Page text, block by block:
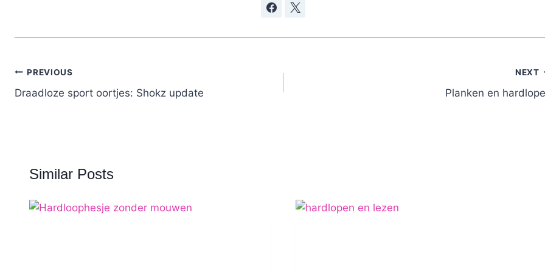
Post
navigation
PREVIOUS
Draadloze sport oortjes: Shokz update
NEXT
Planken en
Similar Posts